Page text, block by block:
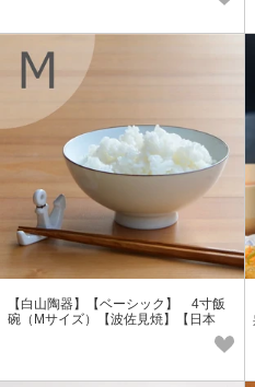
【白山陶器】【ベーシック】 4寸飯
碗（Mサイズ）【波佐見焼】【日本